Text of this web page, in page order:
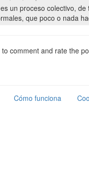
un proceso colectivo,
que poco o nada
to comment and rate the
Cómo funciona